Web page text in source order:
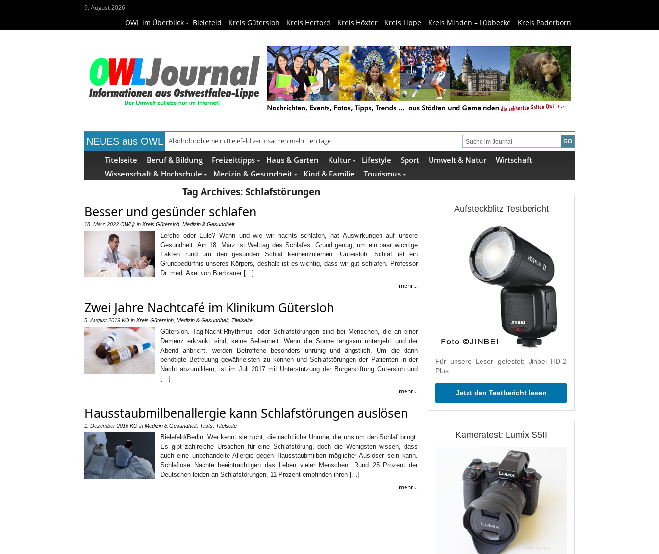
9. August 2026
OWL im Überblick Bielefeld Kreis Gütersloh Kreis Herford Kreis Höxter Kreis Lippe Kreis Minden – Lübbecke Kreis Paderborn
NEUES aus OWL Alkoholprobleme in Bielefeld verursachen mehr Fehltage
Handgemachte Geschenkideen im Pop-up-Store in Büren
Titelseite Beruf & Bildung Freizeittipps Haus & Garten Kultur Lifestyle Sport Umwelt & Natur
Wirtschaft
Wissenschaft & Hochschule
Medizin & Gesundheit Kind & Familie Tourismus
Tag Archives:Schlafstörungen
Besser und gesünder schlafen
18. März 2022 OWLjr in Kreis Gütersloh Medizin & Gesundheit
Lerche oder Eule? Wann und wie wir nachts schlafen, hat Auswirkungen auf unsere
Gesundheit. Am 18. März ist Welttag des Schlafes. Grund genug, um ein paar wichtige
Fakten rund um den gesunden Schlaf kennenzulernen. Gütersloh. Schlaf ist ein
Grundbedürfnis unseres Körpers, deshalb ist es wichtig, dass wir gut schlafen. Professor
Dr. med. Axel von Bierbrauer […]
mehr...
Zwei Jahre Nachtcafé im Klinikum Gütersloh
5. August 2019 KO in Kreis Gütersloh Medizin & Gesundheit, Titelseite
Gütersloh. Tag-Nacht-Rhythmus- oder Schlafstörungen sind bei Menschen, die an einer
Demenz erkrankt sind, keine Seltenheit: Wenn die Sonne langsam untergeht und der
Abend anbricht, werden Betroffene besonders unruhig und ängstlich. Um die dann
benötigte Betreuung gewährleisten zu können und Schlafstörungen der Patienten in der
Nacht abzumildern, ist im Juli 2017 mit Unterstützung der Bürgerstiftung Gütersloh und
[…]
mehr...
Hausstaubmilbenallergie kann Schlafstörungen auslösen
1. Dezember 2016 KO in Medizin & Gesundheit, Tests Titelseite
Bielefeld/Berlin. Wer kennt sie nicht, die nächtliche Unruhe, die uns um den Schlaf bringt.
Es gibt zahlreiche Ursachen für eine Schlafstörung, doch die Wenigsten wissen, dass
auch eine unbehandelte Allergie gegen Hausstaubmilben möglicher Auslöser sein kann.
Schlaflose Nächte beeinträchtigen das Leben vieler Menschen. Rund 25 Prozent der
Deutschen leiden an Schlafstörungen, 11 Prozent empfinden ihren […]
mehr...
Aufsteckblitz Testbericht
Für unsere Leser getestet: Jinbei HD-2
Plus.
Jetzt den Testbericht lesen
Kameratest: Lumix S5II